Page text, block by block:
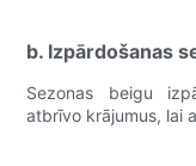
b. Izpārdošanas
Sezonas beigu
atbrīvo krājumus, lai